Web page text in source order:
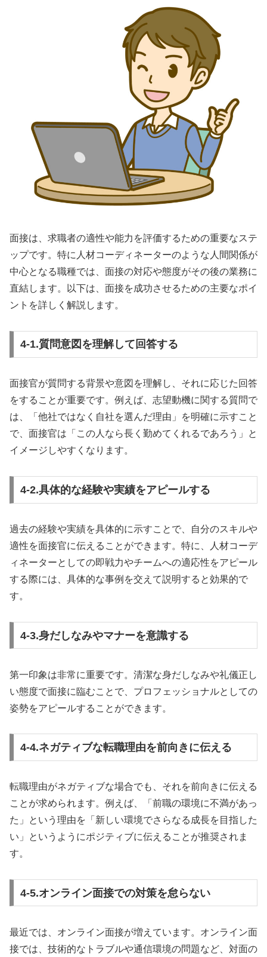
面接は、求職者の適性や能力を評価するための重要なステ
ップです。特に人材コーディネーターのような人間関係が
中心となる職種では、面接の対応や態度がその後の業務に
直結します。以下は、面接を成功させるための主要なポイ
ントを詳しく解説します。
4-1.質問意図を理解して回答する
面接官が質問する背景や意図を理解し、それに応じた回答
をすることが重要です。例えば、志望動機に関する質問で
は、「他社ではなく自社を選んだ理由」を明確に示すこと
で、面接官は「この人なら長く勤めてくれるであろう」と
イメージしやすくなります。
4-2.具体的な経験や実績をアピールする
過去の経験や実績を具体的に示すことで、自分のスキルや
適性を面接官に伝えることができます。特に、人材コーデ
ィネーターとしての即戦力やチームへの適応性をアピール
する際には、具体的な事例を交えて説明すると効果的で
す。
4-3.身だしなみやマナーを意識する
第一印象は非常に重要です。清潔な身だしなみや礼儀正し
い態度で面接に臨むことで、プロフェッショナルとしての
姿勢をアピールすることができます。
4-4.ネガティブな転職理由を前向きに伝える
転職理由がネガティブな場合でも、それを前向きに伝える
ことが求められます。例えば、「前職の環境に不満があっ
た」という理由を「新しい環境でさらなる成長を目指した
い」というようにポジティブに伝えることが推奨されま
す。
4-5.オンライン面接での対策を怠らない
最近では、オンライン面接が増えています。オンライン面
接では、技術的なトラブルや通信環境の問題など、対面の